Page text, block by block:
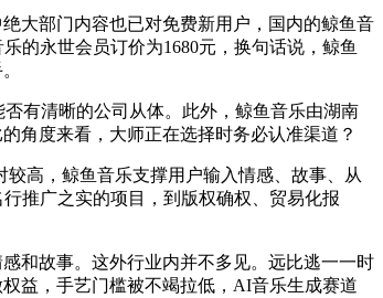
大部门内容也已对免费新用户，国内的鲸鱼音
的永世会员订价为1680元，换句话说，鲸鱼
有清晰的公司从体。此外，鲸鱼音乐由湖南
角度来看，大师正在选择时务必认准渠道？
高，鲸鱼音乐支撑用户输入情感、故事、从
推广之实的项目，到版权确权、贸易化报
和故事。这外行业内并不多见。远比逃一一时
益，手艺门槛被不竭拉低，AI音乐生成赛道